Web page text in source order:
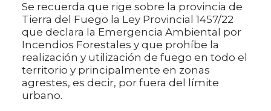
Se recuerda que rige sobre la provincia de
Tierra del Fuego la Ley Provincial 1457/22
que declara la Emergencia Ambiental por
Incendios Forestales y que prohíbe la
realización y utilización de fuego en todo el
territorio y principalmente en zonas
agrestes, es decir, por fuera del límite
urbano.